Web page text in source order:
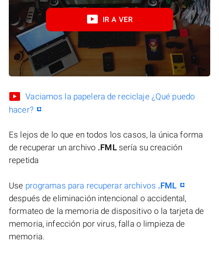
IR A VER
Vaciamos la papelera de reciclaje ¿Qué puedo
hacer?
Es lejos de lo que en todos los casos, la única forma
de recuperar un archivo .FMLsería su creación
repetida
Use programas para recuperar archivos .FML
después de eliminación intencional o accidental,
formateo de la memoria de dispositivo o la tarjeta de
memoria, infección por virus, falla o limpieza de
memoria.